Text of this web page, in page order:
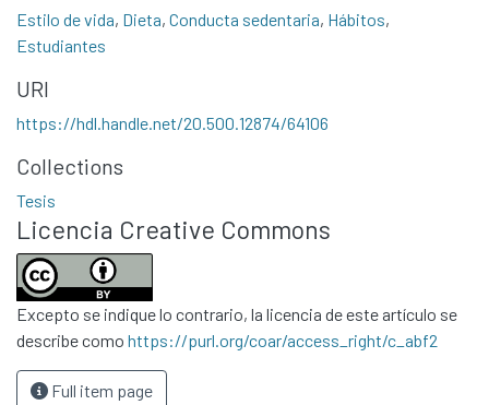
Statistics
Contacto
Políticas
Estilo de vida, Dieta, Conducta sedentaria, Hábitos,
Estudiantes
URI
https://hdl.handle.net/20.500.12874/64106
Collections
Tesis
Licencia Creative Commons
Excepto se indique lo contrario, la licencia de este artículo se
describe como https://purl.org/coar/access_right/c_abf2
Full item page